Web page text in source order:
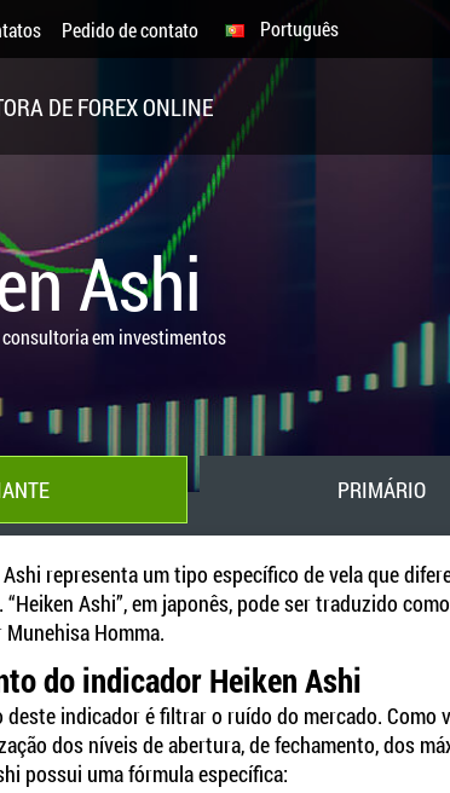
Pedido de contato Português
DE FOREX ONLINE
Ashi
consultoria em investimentos
PRIMÁRIO
representa um tipo específico de vela que
. “Heiken Ashi”, em japonês, pode ser traduzido
Homma.
do indicador Heiken Ashi
indicador é filtrar o ruído do mercado. Como
dos níveis de abertura, de fechamento, dos
possui uma fórmula específica: